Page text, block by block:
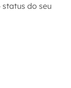
status do seu